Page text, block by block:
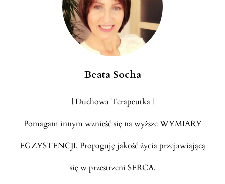
Beata Socha
| Duchowa Terapeutka |
Pomagam innym wznieść się na wyższe WYMIARY
EGZYSTENCJI. Propaguję jakość życia przejawiającą
się w przestrzeni SERCA.